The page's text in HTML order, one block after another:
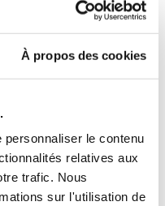
À propos des cookies
le contenu
relatives aux
trafic. Nous
sur l'utilisation de
travail